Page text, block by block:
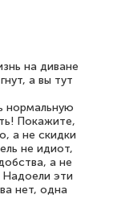
на диване
а вы тут
нормальную
Покажите,
а не скидки
не идиот,
а не
Надоели эти
нет, одна